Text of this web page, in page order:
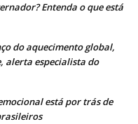
Entenda o que está
do aquecimento global,
alerta especialista do
está por trás de